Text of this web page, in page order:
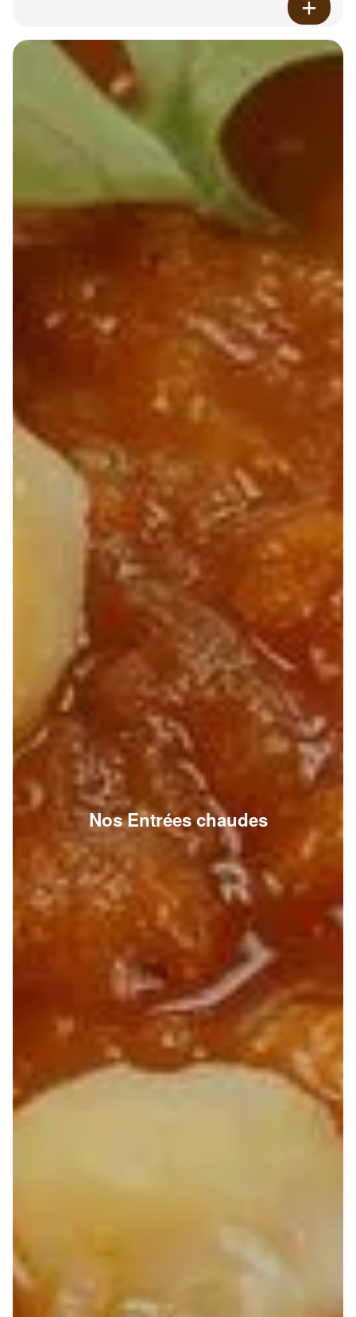
Nos Entrées chaudes